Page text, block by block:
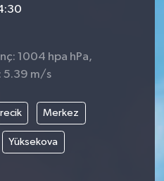
1004 hpa hPa,
5.39 m/s
Merkez
Yüksekova